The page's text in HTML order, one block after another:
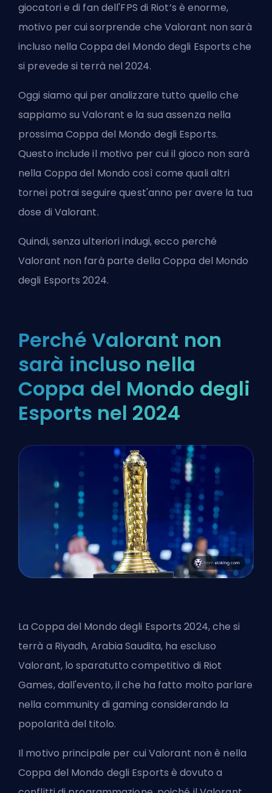
giocatori e di fan dell'FPS di Riot’s è enorme,
motivo per cui sorprende che Valorant non sarà
incluso nella Coppa del Mondo degli Esports che
si prevede si terrà nel 2024.
Oggi siamo qui per analizzare tutto quello che
sappiamo su Valorant e la sua assenza nella
prossima Coppa del Mondo degli Esports.
Questo include il motivo per cui il gioco non sarà
nella Coppa del Mondo così come quali altri
tornei potrai seguire quest'anno per avere la tua
dose di Valorant.
Quindi, senza ulteriori indugi, ecco perché
Valorant non farà parte della Coppa del Mondo
degli Esports 2024.
Perché Valorant non
sarà incluso nella
Coppa del Mondo degli
Esports nel 2024
La Coppa del Mondo degli Esports 2024, che si
terrà a Riyadh, Arabia Saudita, ha escluso
Valorant, lo sparatutto competitivo di Riot
Games, dall'evento, il che ha fatto molto parlare
nella community di gaming considerando la
popolarità del titolo.
Il motivo principale per cui Valorant non è nella
Coppa del Mondo degli Esports è dovuto a